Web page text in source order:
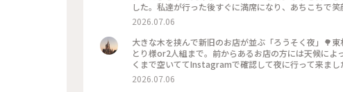
した。私達が行った後すぐに満席になり、あちこちで
アウトのフィナンシェも買って帰りました。☺️
ー #カフェ #夜カフェ #桜 #桜ライトアップ #ひみ
2026.07.06
大きな木を挟んで新旧のお店が並ぶ「ろうそく夜」🌳
とり様or2人組まで。前からあるお店の方には天候に
くまで空いててInstagramで確認して夜に行って来ま
夜もまた素敵💡です🌳 2026.4.14 #ろうそく夜 #ひ
2026.07.06